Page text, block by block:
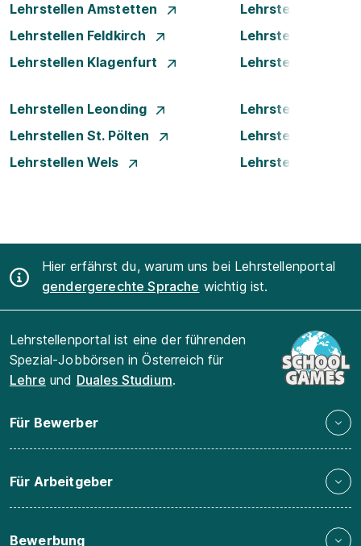
Lehrstellen Amstetten
Lehrstellen
Lehrstellen Feldkirch
Lehrstellen Graz
Lehrstellen Klagenfurt
Lehrstellen
Lehrstellen Leonding
Lehrstellen Linz
Lehrstellen St. Pölten
Lehrstellen Steyr
Lehrstellen Wels
Lehrstellen
Hier erfährst du, warum uns bei Lehrstellenportal
gendergerechte Sprache wichtig ist.
Lehrstellenportal ist eine der führenden
Spezial-Jobbörsen in Österreich für
Lehre und Duales Studium.
Für Bewerber
Für Arbeitgeber
Bewerbung